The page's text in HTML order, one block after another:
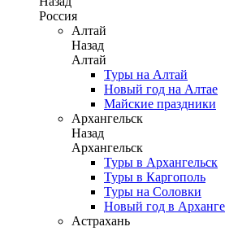
Россия
Алтай
Назад
Алтай
Туры на Алтай
Новый год на Алтае
Майские праздники
Архангельск
Назад
Архангельск
Туры в Архангельск
Туры в Каргополь
Туры на Соловки
Новый год в
Астрахань